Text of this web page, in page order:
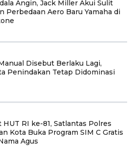
Angin, Jack Miller Akui Sulit
Perbedaan Aero Baru Yamaha di
Disebut Berlaku Lagi,
Penindakan Tetap Didominasi
HUT RI ke-81, Satlantas Polres
Kota Buka Program SIM C Gratis
Agus